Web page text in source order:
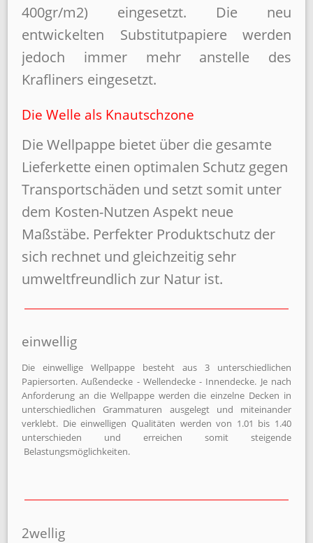
400gr/m2) eingesetzt. Die neu
entwickelten Substitutpapiere werden
jedoch immer mehr anstelle des
Krafliners eingesetzt.
Die Welle als Knautschzone
Die Wellpappe bietet über die gesamte
Lieferkette einen optimalen Schutz gegen
Transportschäden und setzt somit unter
dem Kosten-Nutzen Aspekt neue
Maßstäbe. Perfekter Produktschutz der
sich rechnet und gleichzeitig sehr
umweltfreundlich zur Natur ist.
einwellig
Die einwellige Wellpappe besteht aus 3 unterschiedlichen
Papiersorten. Außendecke - Wellendecke - Innendecke. Je nach
Anforderung an die Wellpappe werden die einzelne Decken in
unterschiedlichen Grammaturen ausgelegt und miteinander
verklebt. Die einwelligen Qualitäten werden von 1.01 bis 1.40
unterschieden und erreichen somit steigende
Belastungsmöglichkeiten.
2wellig